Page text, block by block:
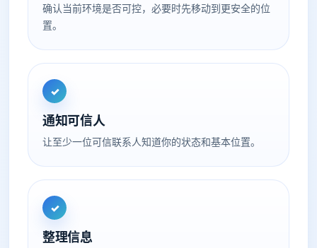
确认当前环境是否可控，必要时先移动到更安全的位
置。
✓
通知可信人
让至少一位可信联系人知道你的状态和基本位置。
✓
整理信息